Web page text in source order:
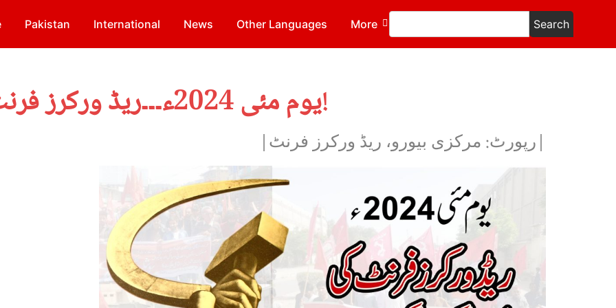
Pakistan International News Other Languages More Search
یوم مئی 2024ء۔۔۔ریڈ ورکرز فرنٹ کی ملک گیر سرگرمیاں!
|رپورٹ: مرکزی بیورو، ریڈ ورکرز فرنٹ|